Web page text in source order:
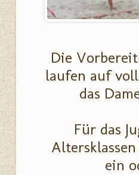
Die
laufen auf
das
Für das
ein